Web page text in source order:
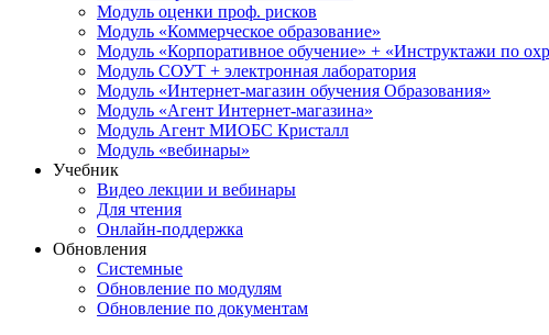
Модуль оценки проф. рисков
Модуль «Коммерческое образование»
Модуль «Корпоративное обучение» + «Инструктажи по
Модуль СОУТ + электронная лаборатория
Модуль «Интернет-магазин обучения Образования»
Модуль «Агент Интернет-магазина»
Модуль Агент МИОБС Кристалл
Модуль «вебинары»
Учебник
Видео лекции и вебинары
Для чтения
Онлайн-поддержка
Обновления
Системные
Обновление по модулям
Обновление по документам